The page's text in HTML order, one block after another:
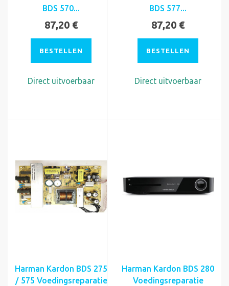
BDS 570...
87,20 €
BESTELLEN
Direct uitvoerbaar
BDS 577...
87,20 €
BESTELLEN
Direct uitvoerbaar
Harman Kardon BDS 275
/ 575 Voedingsreparatie
Harman Kardon BDS 280
Voedingsreparatie